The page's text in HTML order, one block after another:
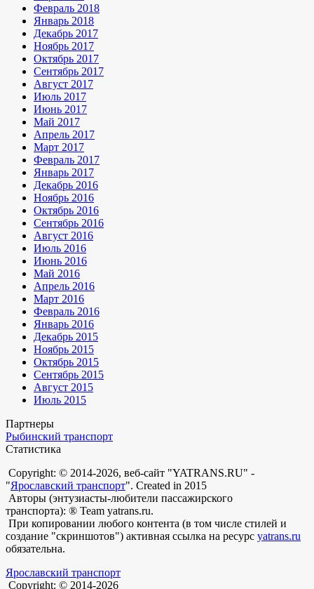
Февраль 2018
Январь 2018
Декабрь 2017
Ноябрь 2017
Октябрь 2017
Сентябрь 2017
Август 2017
Июль 2017
Июнь 2017
Май 2017
Апрель 2017
Март 2017
Февраль 2017
Январь 2017
Декабрь 2016
Ноябрь 2016
Октябрь 2016
Сентябрь 2016
Август 2016
Июль 2016
Июнь 2016
Май 2016
Апрель 2016
Март 2016
Февраль 2016
Январь 2016
Декабрь 2015
Ноябрь 2015
Октябрь 2015
Сентябрь 2015
Август 2015
Июль 2015
Партнеры
Рыбинский транспорт
Статистика
Copyright: © 2014-2026, веб-сайт "YATRANS.RU" -
"Ярославский транспорт". Created in 2015
Авторы (энтузиасты-любители пассажирского
транспорта): ® Team yatrans.ru.
При копировании любого контента (в том числе стилей и
создание "скриншотов") активная ссылка на ресурс yatrans.ru
обязательна.
Ярославский транспорт
Copyright: © 2014-2026